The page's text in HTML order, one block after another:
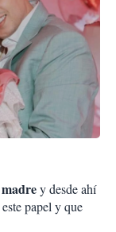
y desde ahí
papel y que